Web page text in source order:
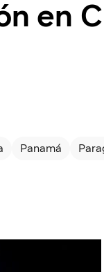
en
Panamá